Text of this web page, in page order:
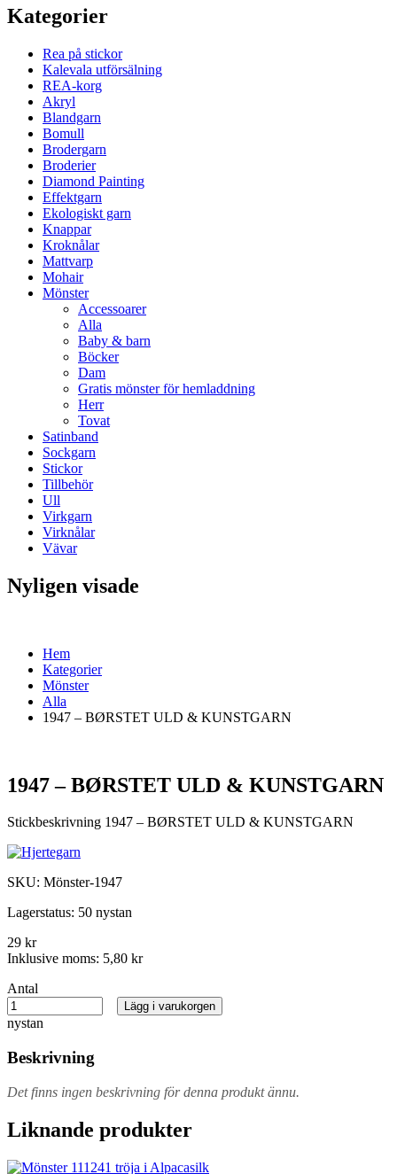
Kategorier
Rea på stickor
Kalevala utförsälning
REA-korg
Akryl
Blandgarn
Bomull
Brodergarn
Broderier
Diamond Painting
Effektgarn
Ekologiskt garn
Knappar
Kroknålar
Mattvarp
Mohair
Mönster
Accessoarer
Alla
Baby & barn
Böcker
Dam
Gratis mönster för hemladdning
Herr
Tovat
Satinband
Sockgarn
Stickor
Tillbehör
Ull
Virkgarn
Virknålar
Vävar
Nyligen visade
Hem
Kategorier
Mönster
Alla
1947 – BØRSTET ULD & KUNSTGARN
1947 – BØRSTET ULD & KUNSTGARN
Stickbeskrivning 1947 – BØRSTET ULD & KUNSTGARN
SKU: Mönster-1947
Lagerstatus: 50 nystan
29 kr
Inklusive moms: 5,80 kr
Antal
nystan
Lägg i varukorgen
Beskrivning
Det finns ingen beskrivning för denna produkt ännu.
Liknande produkter